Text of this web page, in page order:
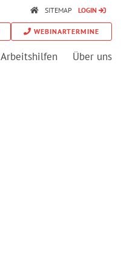
SITEMAP LOGIN
WEBINARTERMINE
Arbeitshilfen Über uns